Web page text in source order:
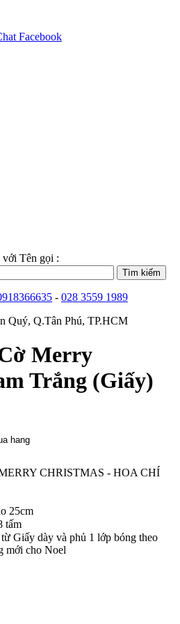
với Tên gọi :
- 028 3559 1989
Quý, Q.Tân Phú, TP.HCM
Merry
Trắng (Giấy)
CHRISTMAS - HOA CHÍ
25cm
tấm
Giấy dày và phủ 1 lớp bóng theo
mới cho Noel